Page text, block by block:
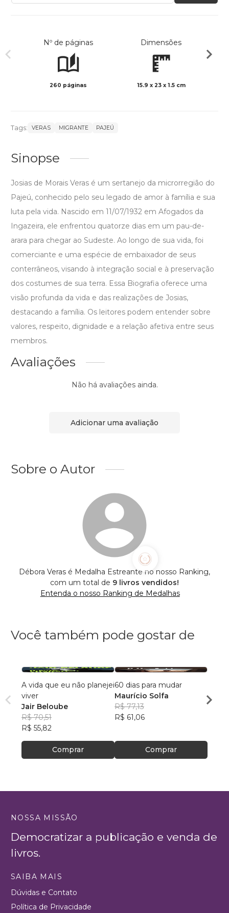
Nº de páginas
260 páginas
Dimensões
15.9 x 23 x 1.5 cm
Tags: VERAS MIGRANTE PAJEÚ
Sinopse
Josias de Morais Veras é um sertanejo da microrregião do
Pajeú, conhecido pelo seu legado de amor à família e sua
luta pela vida. Nascido em 11/07/1932 em Afogados da
Ingazeira, ele enfrentou quatorze dias em um pau-de-
arara para chegar ao Sudeste. Ao longo de sua vida, foi
comerciante e uma espécie de embaixador de seus
conterrâneos, visando à integração social e à preservação
dos costumes de sua terra. Essa Biografia oferece uma
visão profunda da vida e das realizações de Josias,
destacando a família. Os leitores podem entender sobre
valores, respeito, dignidade e a relação afetiva entre seus
membros.
Avaliações
Não há avaliações ainda.
Adicionar uma avaliação
Sobre o Autor
Débora Veras é Medalha Estreante no nosso Ranking,
com um total de 9 livros vendidos!
Entenda o nosso Ranking de Medalhas
Você também pode gostar de
A vida que eu não planejei
viver
Jair Beloube
R$ 70,51
R$ 55,82
Comprar
60 dias para mudar
Maurício Solfa
R$ 77,13
R$ 61,06
Comprar
R$
NOSSA MISSÃO
Democratizar a publicação e venda de
livros.
SAIBA MAIS
Dúvidas e Contato
Política de Privacidade